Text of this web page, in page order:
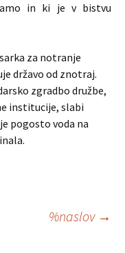
in ki je v bistvu
za notranje
državo od znotraj.
zgradbo družbe,
institucije, slabi
pogosto voda na
%naslov →